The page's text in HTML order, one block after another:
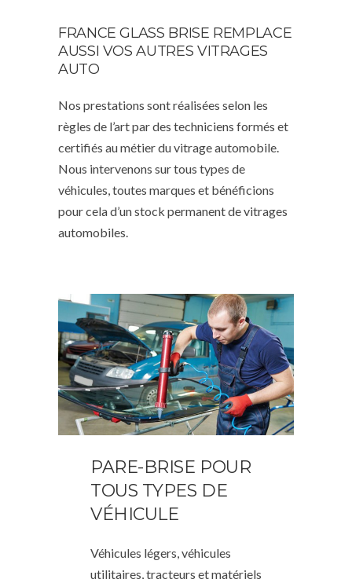
FRANCE GLASS BRISE REMPLACE
AUSSI VOS AUTRES VITRAGES
AUTO
Nos prestations sont réalisées selon les
règles de l’art par des techniciens formés et
certifiés au métier du vitrage automobile.
Nous intervenons sur tous types de
véhicules, toutes marques et bénéficions
pour cela d’un stock permanent de vitrages
automobiles.
PARE-BRISE POUR
TOUS TYPES DE
VÉHICULE
Véhicules légers, véhicules
utilitaires, tracteurs et matériels